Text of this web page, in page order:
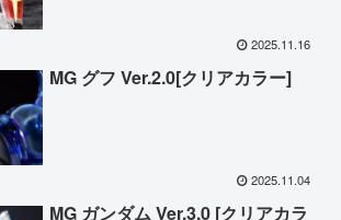
2025.11.16
MG グフ Ver.2.0[クリアカラー]
2025.11.04
MG ガンダム Ver.3.0 [クリアカラ